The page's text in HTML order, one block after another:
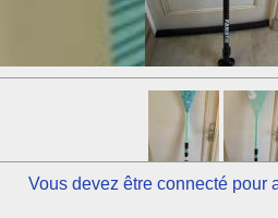
Vous devez être connecté pour